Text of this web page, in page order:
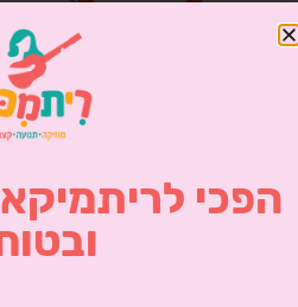
טמבורין פתוח – 6
+
הפכי